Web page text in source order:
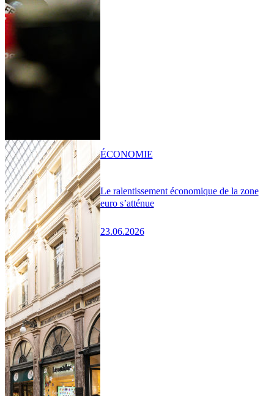
Le ralentissement économique de la zone
euro s’atténue
23.06.2026
ÉCONOMIE